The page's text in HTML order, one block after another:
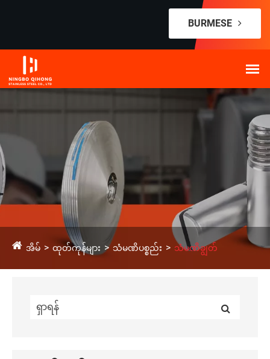
BURMESE
အိမ် ထုတ်ကုန်များ သံမဏိပစ္စည်း သံမဏိချွတ်